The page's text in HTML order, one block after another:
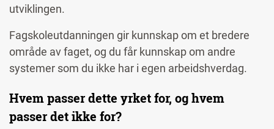
utviklingen.
Fagskoleutdanningen gir kunnskap om et bredere
område av faget, og du får kunnskap om andre
systemer som du ikke har i egen arbeidshverdag.
Hvem passer dette yrket for, og hvem
passer det ikke for?